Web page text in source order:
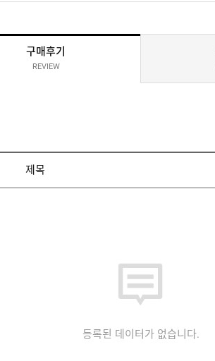
구매후기
REVIEW
제목
등록된 데이터가 없습니다.